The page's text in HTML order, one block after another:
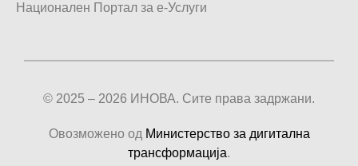
Национален Портал за е-Услуги
© 2025 – 2026 ИНОВА. Сите права задржани.
Овозможено од Министерство за дигитална
трансформација.